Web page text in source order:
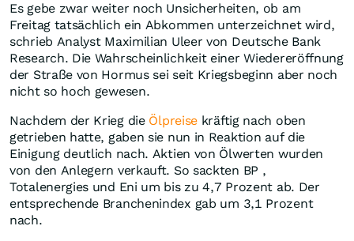
Es gebe zwar weiter noch Unsicherheiten, ob am
Freitag tatsächlich ein Abkommen unterzeichnet wird,
schrieb Analyst Maximilian Uleer von Deutsche Bank
Research. Die Wahrscheinlichkeit einer Wiedereröffnung
der Straße von Hormus sei seit Kriegsbeginn aber noch
nicht so hoch gewesen.
Nachdem der Krieg die Ölpreise kräftig nach oben
getrieben hatte, gaben sie nun in Reaktion auf die
Einigung deutlich nach. Aktien von Ölwerten wurden
von den Anlegern verkauft. So sackten BP ,
Totalenergies und Eni um bis zu 4,7 Prozent ab. Der
entsprechende Branchenindex gab um 3,1 Prozent
nach.